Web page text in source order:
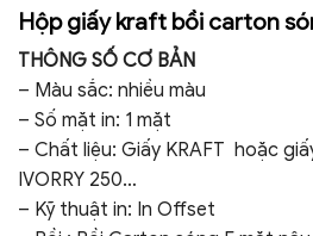
Hộp giấy kraft bồi carton
THÔNG SỐ CƠ BẢN
– Màu sắc: nhiều màu
– Số mặt in: 1 mặt
– Chất liệu: Giấy KRAFT hoặc
IVORRY 250…
– Kỹ thuật in: In Offset